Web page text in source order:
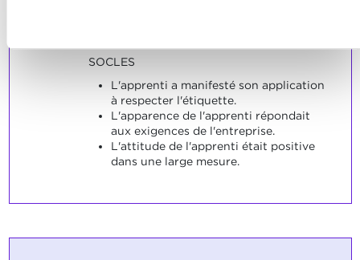
SOCLES
L'apprenti a manifesté son application
à respecter l'étiquette.
L'apparence de l'apprenti répondait
aux exigences de l'entreprise.
L'attitude de l'apprenti était positive
dans une large mesure.